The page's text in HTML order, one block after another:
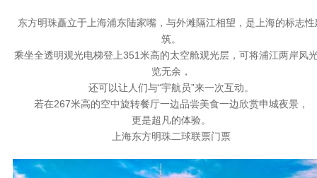
东方明珠矗立于上海浦东陆家嘴，与外滩隔江相望，是上海的标志性
筑。
乘坐全透明观光电梯登上351米高的太空舱观光层，可将浦江两岸风
览无余，
还可以让人们与“宇航员”来一次互动。
若在267米高的空中旋转餐厅一边品尝美食一边欣赏申城夜景，
更是超凡的体验。
上海东方明珠二球联票门票